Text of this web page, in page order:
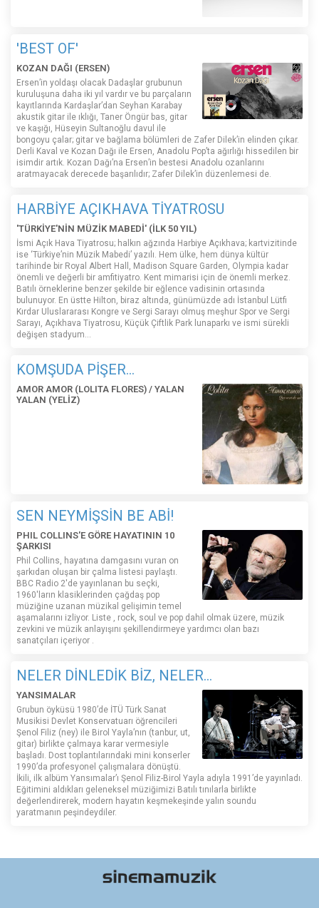
'BEST OF'
KOZAN DAĞI (ERSEN)
Ersen’in yoldaşı olacak Dadaşlar grubunun
kuruluşuna daha iki yıl vardır ve bu parçaların
kayıtlarında Kardaşlar’dan Seyhan Karabay
akustik gitar ile ıklığı, Taner Öngür bas, gitar
ve kaşığı, Hüseyin Sultanoğlu davul ile
bongoyu çalar; gitar ve bağlama bölümleri de Zafer Dilek’in elinden çıkar.
Derli Kaval ve Kozan Dağı ile Ersen, Anadolu Pop’ta ağırlığı hissedilen bir
isimdir artık. Kozan Dağı’na Ersen’in bestesi Anadolu ozanlarını
aratmayacak derecede başarılıdır; Zafer Dilek’in düzenlemesi de.
HARBİYE AÇIKHAVA TİYATROSU
'TÜRKİYE'NİN MÜZİK MABEDİ' (İLK 50 YIL)
İsmi Açık Hava Tiyatrosu; halkın ağzında Harbiye Açıkhava; kartvizitinde
ise ‘Türkiye’nin Müzik Mabedi’ yazılı. Hem ülke, hem dünya kültür
tarihinde bir Royal Albert Hall, Madison Square Garden, Olympia kadar
önemli ve değerli bir amfitiyatro. Kent mimarisi için de önemli merkez.
Batılı örneklerine benzer şekilde bir eğlence vadisinin ortasında
bulunuyor. En üstte Hilton, biraz altında, günümüzde adı İstanbul Lütfi
Kırdar Uluslararası Kongre ve Sergi Sarayı olmuş meşhur Spor ve Sergi
Sarayı, Açıkhava Tiyatrosu, Küçük Çiftlik Park lunaparkı ve ismi sürekli
değişen stadyum…
KOMŞUDA PİŞER...
AMOR AMOR (LOLITA FLORES) / YALAN
YALAN (YELİZ)
SEN NEYMİŞSİN BE ABİ!
PHIL COLLINS'E GÖRE HAYATININ 10
ŞARKISI
Phil Collins, hayatına damgasını vuran on
şarkıdan oluşan bir çalma listesi paylaştı.
BBC Radio 2'de yayınlanan bu seçki,
1960'ların klasiklerinden çağdaş pop
müziğine uzanan müzikal gelişimin temel
aşamalarını izliyor. Liste , rock, soul ve pop dahil olmak üzere, müzik
zevkini ve müzik anlayışını şekillendirmeye yardımcı olan bazı
sanatçıları içeriyor .
NELER DİNLEDİK BİZ, NELER...
YANSIMALAR
Grubun öyküsü 1980’de İTÜ Türk Sanat
Musikisi Devlet Konservatuarı öğrencileri
Şenol Filiz (ney) ile Birol Yayla’nın (tanbur, ut,
gitar) birlikte çalmaya karar vermesiyle
başladı. Dost toplantılarındaki mini konserler
1990’da profesyonel çalışmalara dönüştü.
İkili, ilk albüm Yansımalar’ı Şenol Filiz-Birol Yayla adıyla 1991’de yayınladı.
Eğitimini aldıkları geleneksel müziğimizi Batılı tınılarla birlikte
değerlendirerek, modern hayatın keşmekeşinde yalın soundu
yaratmanın peşindeydiler.